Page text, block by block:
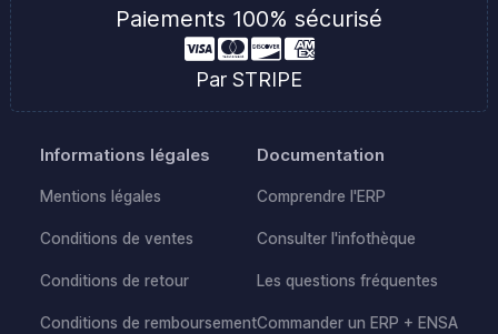
Paiements 100% sécurisé
Par STRIPE
Informations légales
Mentions légales
Conditions de ventes
Conditions de retour
Conditions de remboursement
Documentation
Comprendre l'ERP
Consulter l'infothèque
Les questions fréquentes
Commander un ERP + ENSA